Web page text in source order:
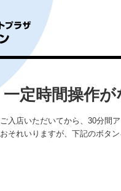
一定時間操作
ご入店いただいてから、30分間
おそれいりますが、下記のボタ